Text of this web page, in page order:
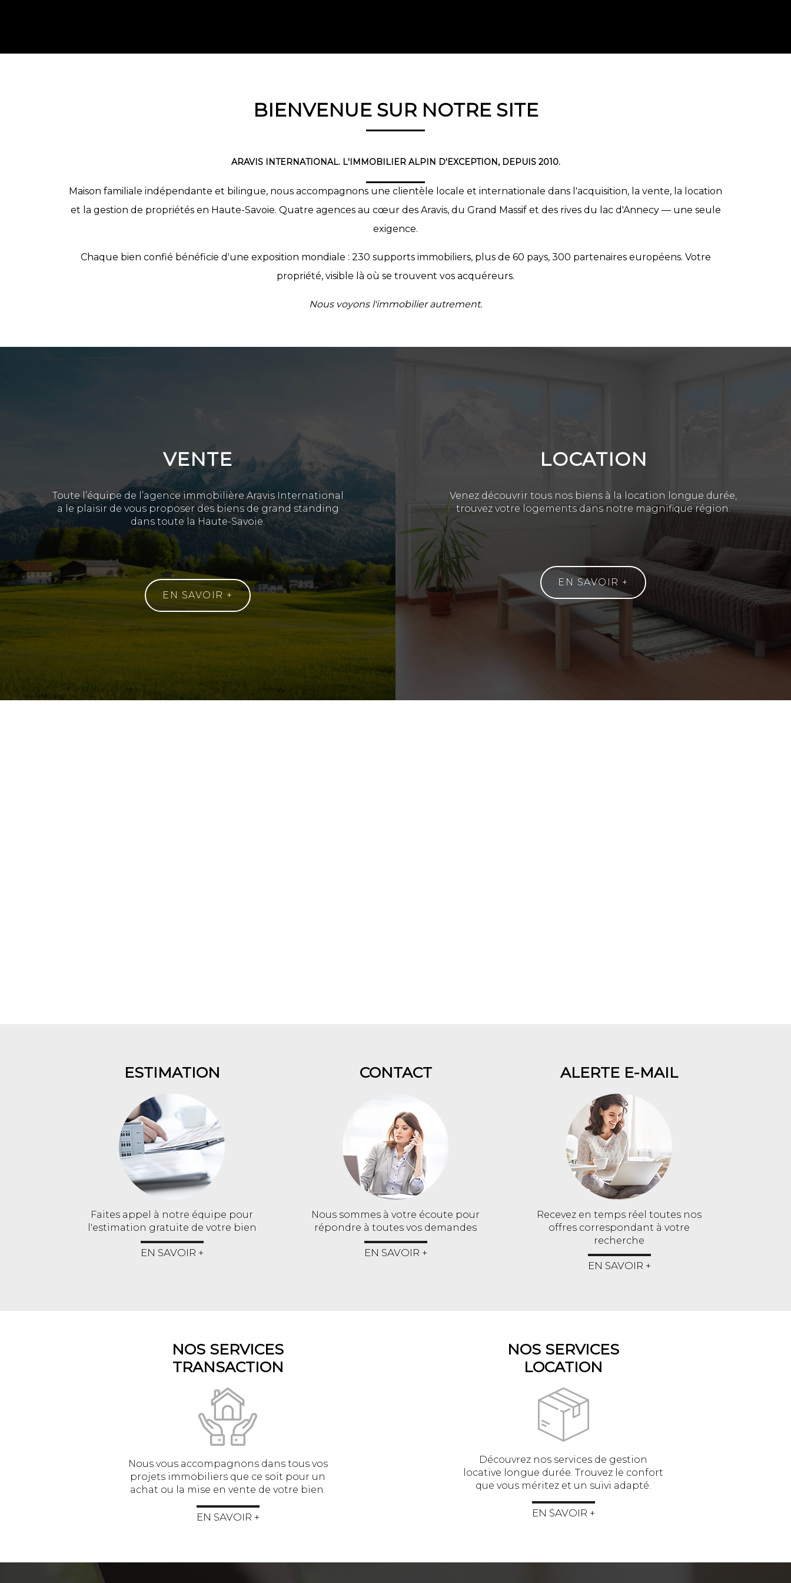
BIENVENUE SUR NOTRE SITE
ARAVIS INTERNATIONAL. L'IMMOBILIER ALPIN D'EXCEPTION, DEPUIS 2010.
Maison familiale indépendante et bilingue, nous accompagnons une clientèle locale et internationale dans l'acquisition, la vente, la location
et la gestion de propriétés en Haute-Savoie. Quatre agences au cœur des Aravis, du Grand Massif et des rives du lac d'Annecy — une seule
exigence.
Chaque bien confié bénéficie d'une exposition mondiale : 230 supports immobiliers, plus de 60 pays, 300 partenaires européens. Votre
propriété, visible là où se trouvent vos acquéreurs.
Nous voyons l'immobilier autrement.
VENTE
Toute l’équipe de l’agence immobilière Aravis International
a le plaisir de vous proposer des biens de grand standing
dans toute la Haute-Savoie.
EN SAVOIR +
LOCATION
Venez découvrir tous nos biens à la location longue durée,
trouvez votre logements dans notre magnifique région.
EN SAVOIR +
ESTIMATION
Faites appel à notre équipe pour
l'estimation gratuite de votre bien
EN SAVOIR +
CONTACT
Nous sommes à votre écoute pour
répondre à toutes vos demandes
EN SAVOIR +
ALERTE E-MAIL
Recevez en temps réel toutes nos
offres correspondant à votre
recherche
EN SAVOIR +
NOS SERVICES
TRANSACTION
Nous vous accompagnons dans tous vos
projets immobiliers que ce soit pour un
achat ou la mise en vente de votre bien.
EN SAVOIR +
NOS SERVICES
LOCATION
Découvrez nos services de gestion
locative longue durée. Trouvez le confort
que vous méritez et un suivi adapté.
EN SAVOIR +